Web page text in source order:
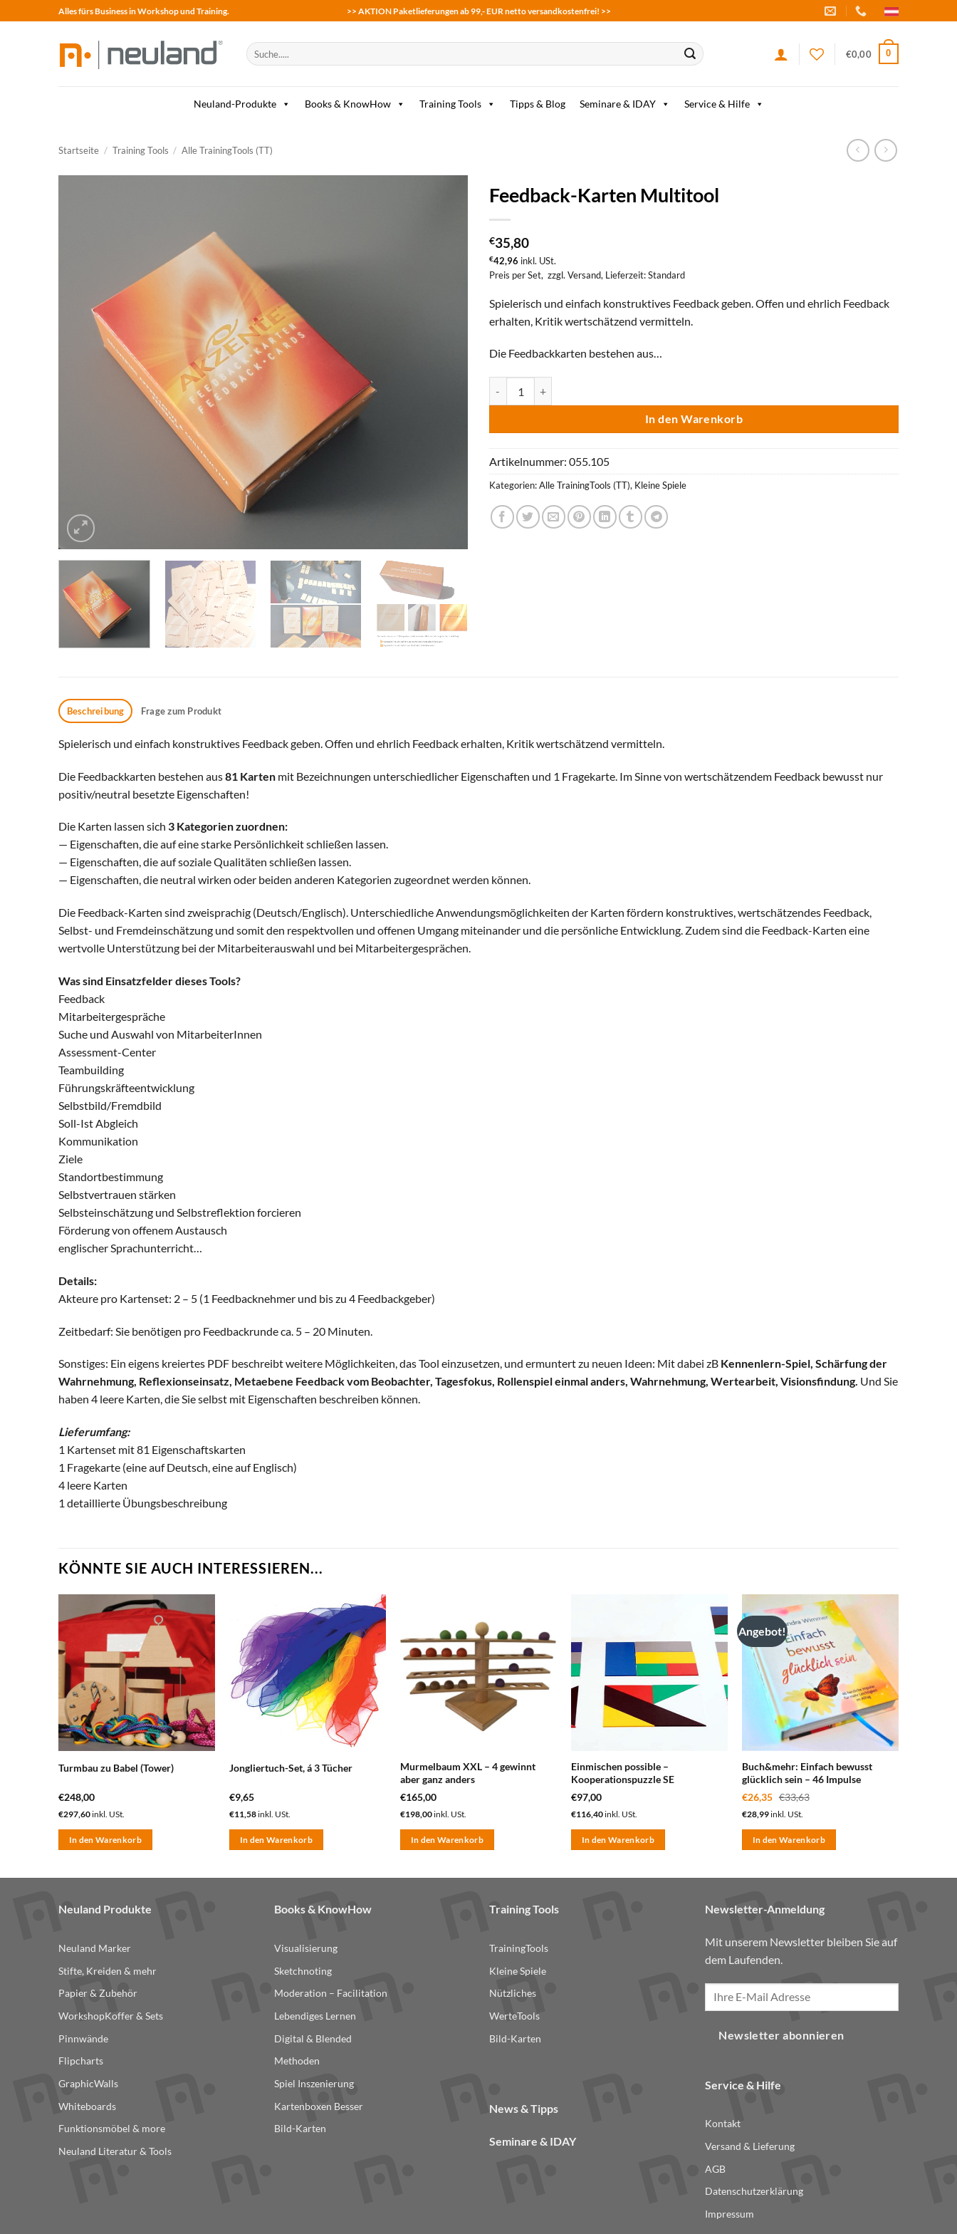
to
Alles fürs Business in Workshop und Training. >> AKTION Paketlieferungen ab 99,- EUR netto versandkostenfrei! >>
Suche
nach:
€0,00 0
Neuland-Produkte Books & KnowHow Training Tools Tipps & Blog Seminare & IDAY Service & Hilfe
Startseite / Training Tools / Alle TrainingTools (TT)
Feedback-Karten Multitool
€35,80
€42,96 inkl. USt.
Preis per Set, zzgl. Versand, Lieferzeit: Standard
Spielerisch und einfach konstruktives Feedback geben. Offen und ehrlich Feedback
erhalten, Kritik wertschätzend vermitteln.
Die Feedbackkarten bestehen aus…
In den Warenkorb
Artikelnummer: 055.105
Kategorien:Alle TrainingTools (TT), Kleine Spiele
Beschreibung Frage zum Produkt
Spielerisch und einfach konstruktives Feedback geben. Offen und ehrlich Feedback erhalten, Kritik wertschätzend vermitteln.
Die Feedbackkarten bestehen aus81 Karten mit Bezeichnungen unterschiedlicher Eigenschaften und 1 Fragekarte. Im Sinne von wertschätzendem Feedback bewusst nur
positiv/neutral besetzte Eigenschaften!
Die Karten lassen sich 3 Kategorien zuordnen:
— Eigenschaften, die auf eine starke Persönlichkeit schließen lassen.
— Eigenschaften, die auf soziale Qualitäten schließen lassen.
— Eigenschaften, die neutral wirken oder beiden anderen Kategorien zugeordnet werden können.
Die Feedback-Karten sind zweisprachig (Deutsch/Englisch). Unterschiedliche Anwendungsmöglichkeiten der Karten fördern konstruktives, wertschätzendes Feedback,
Selbst- und Fremdeinschätzung und somit den respektvollen und offenen Umgang miteinander und die persönliche Entwicklung. Zudem sind die Feedback-Karten eine
wertvolle Unterstützung bei der Mitarbeiterauswahl und bei Mitarbeitergesprächen.
Was sind Einsatzfelder dieses Tools?
Feedback
Mitarbeitergespräche
Suche und Auswahl von MitarbeiterInnen
Assessment-Center
Teambuilding
Führungskräfteentwicklung
Selbstbild/Fremdbild
Soll-Ist Abgleich
Kommunikation
Ziele
Standortbestimmung
Selbstvertrauen stärken
Selbsteinschätzung und Selbstreflektion forcieren
Förderung von offenem Austausch
englischer Sprachunterricht…
Details:
Akteure pro Kartenset: 2 – 5 (1 Feedbacknehmer und bis zu 4 Feedbackgeber)
Zeitbedarf: Sie benötigen pro Feedbackrunde ca. 5 – 20 Minuten.
Sonstiges: Ein eigens kreiertes PDF beschreibt weitere Möglichkeiten, das Tool einzusetzen, und ermuntert zu neuen Ideen: Mit dabei zB Kennenlern-Spiel, Schärfung der
Wahrnehmung, Reflexionseinsatz, Metaebene Feedback vom Beobachter, Tagesfokus, Rollenspiel einmal anders, Wahrnehmung, Wertearbeit, Visionsfindung. Und Sie
haben 4 leere Karten, die Sie selbst mit Eigenschaften beschreiben können.
Lieferumfang:
1 Kartenset mit 81 Eigenschaftskarten
1 Fragekarte (eine auf Deutsch, eine auf Englisch)
4 leere Karten
1 detaillierte Übungsbeschreibung
KÖNNTE SIE AUCH INTERESSIEREN...
Merkzettel
hinzufügen
Turmbau zu Babel (Tower)
€248,00
€297,60inkl. USt.
In den Warenkorb
zum
Merkzettel
hinzufügen
Jongliertuch-Set, á 3 Tücher
€9,65
€11,58inkl. USt.
In den Warenkorb
zum
Merkzettel
hinzufügen
Murmelbaum XXL – 4 gewinnt
aber ganz anders
€165,00
€198,00inkl. USt.
In den Warenkorb
Merkzettel
hinzufügen
Einmischen possible –
Kooperationspuzzle SE
€97,00
€116,40inkl. USt.
In den Warenkorb
Angebot!
Merkzettel
hinzufügen
Buch&mehr: Einfach bewusst
glücklich sein – 46 Impulse
€26,35 €33,63
€28,99inkl. USt.
In den Warenkorb
Neuland Produkte
Neuland Marker
Stifte, Kreiden & mehr
Papier & Zubehör
WorkshopKoffer & Sets
Pinnwände
Flipcharts
GraphicWalls
Whiteboards
Funktionsmöbel & more
Neuland Literatur & Tools
Books & KnowHow
Visualisierung
Sketchnoting
Moderation – Facilitation
Lebendiges Lernen
Digital & Blended
Methoden
Spiel Inszenierung
Kartenboxen Besser
Bild-Karten
Training Tools
TrainingTools
Kleine Spiele
Nützliches
WerteTools
Bild-Karten
News & Tipps
Seminare & IDAY
Newsletter-Anmeldung
Mit unserem Newsletter bleiben Sie auf
dem Laufenden.
Newsletter abonnieren
Service & Hilfe
Kontakt
Versand & Lieferung
AGB
Datenschutzerklärung
Impressum